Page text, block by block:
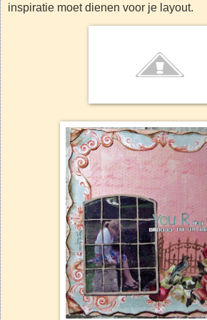
inspiratie moet dienen voor je layout.